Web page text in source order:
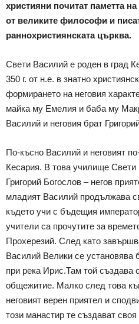
християни почитат паметта
от великите философи и
раннохристиянската църква.
Свети Василий е роден в град
350 г. от н.е. в знатно
формирането на неговия
майка му Емелия и баба му
Василий и неговия брат
По-късно Василий и неговият
Кесария. В това училище Свети
Григорий Богослов – негов
младият Василий продължава
където учи с бъдещия
учители са прочутите за
Прохерезий. След като
Василий Велики се установява
при река Ирис.Там той създава
общежитие. Малко след това
неговият верен приятел и
този манастир те създават